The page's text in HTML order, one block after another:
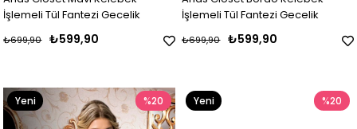
İşlemeli Tül Fantezi Gecelik
₺599,90
₺699,90
İşlemeli Tül Fantezi Gecelik
₺599,90
₺699,90
%20
Yeni
Ürün
%20
Yeni